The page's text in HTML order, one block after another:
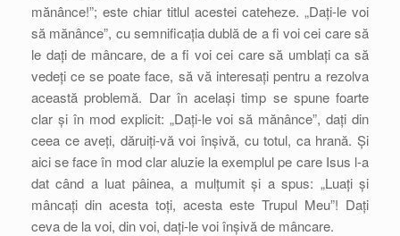
mănânce!”; este chiar titlul acestei cateheze. „Dați-le voi
să mănânce”, cu semnificația dublă de a fi voi cei care să
le dați de mâncare, de a fi voi cei care să umblați ca să
vedeți ce se poate face, să vă interesați pentru a rezolva
această problemă. Dar în același timp se spune foarte
clar și în mod explicit: „Dați-le voi să mănânce”, dați din
ceea ce aveți, dăruiți-vă voi înșivă, cu totul, ca hrană. Și
aici se face în mod clar aluzie la exemplul pe care Isus l-a
dat când a luat pâinea, a mulțumit și a spus: „Luați și
mâncați din acesta toți, acesta este Trupul Meu”! Dați
ceva de la voi, din voi, dați-le voi înșivă de mâncare.